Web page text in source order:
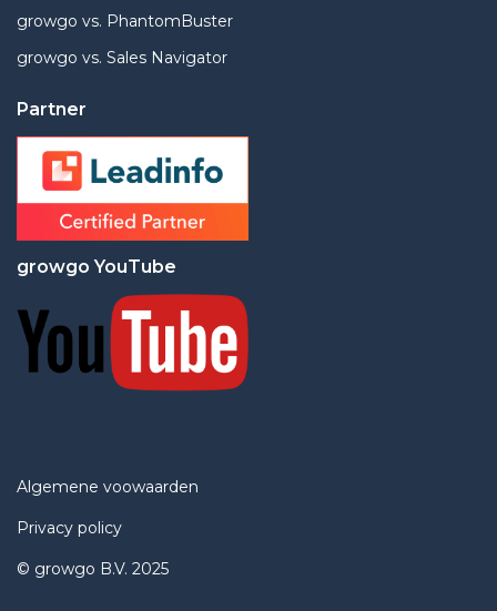
growgo vs. PhantomBuster
growgo vs. Sales Navigator
Partner
growgo YouTube
Algemene voowaarden
Privacy policy
© growgo B.V. 2025